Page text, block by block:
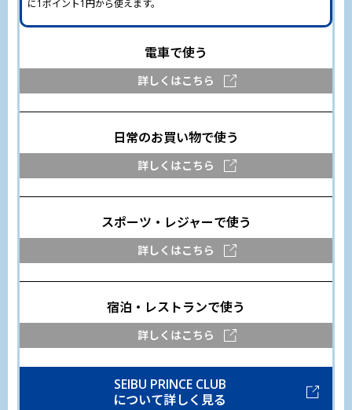
に1ポイント1円から使えます。
電車で使う
詳しくはこちら
日常のお買い物で使う
詳しくはこちら
スポーツ・レジャーで使う
詳しくはこちら
宿泊・レストランで使う
詳しくはこちら
SEIBU PRINCE CLUB
について詳しく見る